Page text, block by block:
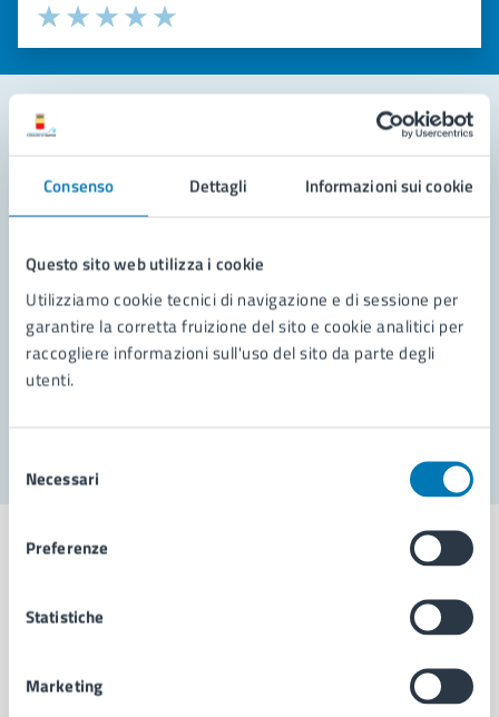
Consenso Dettagli Informazioni sui cookie
Questo sito web utilizza i cookie
Utilizziamo cookie tecnici di navigazione e di sessione per
garantire la corretta fruizione del sito e cookie analitici per
raccogliere informazioni sull'uso del sito da parte degli
utenti.
delNecessari
Preferenze
Statistiche
Marketing
Valuta la chiarezza delle informazioni (da 1 a 5 stelle)
Seleziona il numero di stelle per valutare la chiarezza delle
Valuta 5 stelle su 5
Valuta 4 stelle su 5
Valuta 3 stelle su 5
Valuta 2 stelle su 5
Valuta 1 stelle su 5
Leggi le domande frequenti
Richiedi assistenza
Prenota appuntamento
Problemi in città
Comune di Napoli
AMMINISTRAZIONE